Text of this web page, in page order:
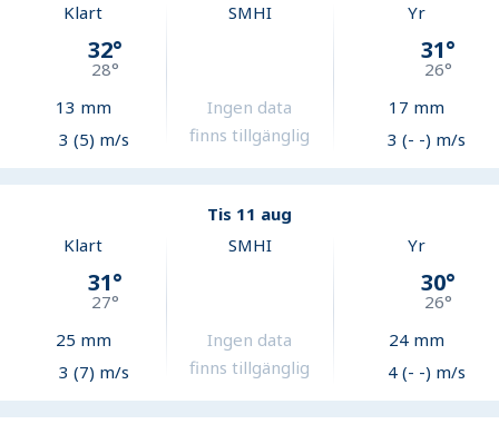
Klart
32°
28°
13 mm
3 (5) m/s
SMHI
Ingen data
finns tillgänglig
Yr
31°
26°
17 mm
3 (- -) m/s
Tis 11 aug
Klart
31°
27°
25 mm
3 (7) m/s
SMHI
Ingen data
finns tillgänglig
Yr
30°
26°
24mm
4 (- -) m/s